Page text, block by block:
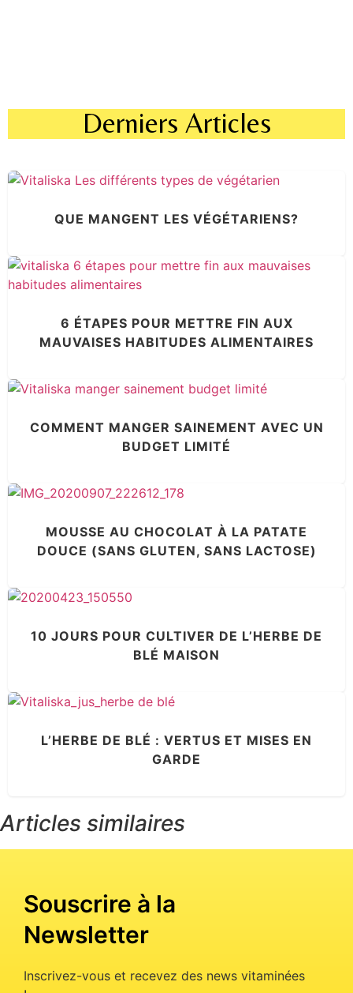
Derniers Articles
QUE MANGENT LES VÉGÉTARIENS?
6 ÉTAPES POUR METTRE FIN AUX
MAUVAISES HABITUDES ALIMENTAIRES
COMMENT MANGER SAINEMENT AVEC UN
BUDGET LIMITÉ
MOUSSE AU CHOCOLAT À LA PATATE
DOUCE (SANS GLUTEN, SANS LACTOSE)
10 JOURS POUR CULTIVER DE L’HERBE DE
BLÉ MAISON
L’HERBE DE BLÉ : VERTUS ET MISES EN
GARDE
Articles similaires
Souscrire à la
Newsletter
Inscrivez-vous et recevez des news vitaminées